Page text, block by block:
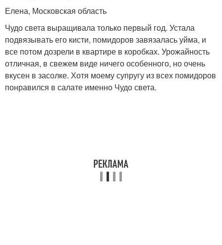
Елена, Московская область
Чудо света выращивала только первый год. Устала
подвязывать его кисти, помидоров завязалась уйма, и
все потом дозрели в квартире в коробках. Урожайность
отличная, в свежем виде ничего особенного, но очень
вкусен в засолке. Хотя моему супругу из всех помидоров
понравился в салате именно Чудо света.